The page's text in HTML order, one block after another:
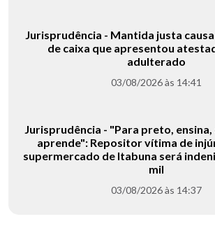
Jurisprudência - Mantida justa
de caixa que apresentou
adulterado
03/08/2026 às 14:41
Jurisprudência - "Para preto, ensina,
aprende": Repositor vítima de
supermercado de Itabuna será
mil
03/08/2026 às 14:37